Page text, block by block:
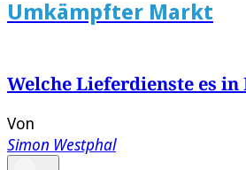
Umkämpfter Markt
Welche Lieferdienste es
Von
Simon Westphal